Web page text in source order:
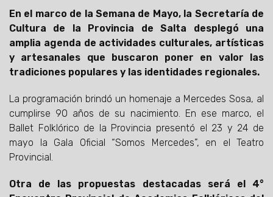
En el marco de la Semana de Mayo, la Secretaría de
Cultura de la Provincia de Salta desplegó una
amplia agenda de actividades culturales, artísticas
y artesanales que buscaron poner en valor las
tradiciones populares y las identidades regionales.
La programación brindó un homenaje a Mercedes Sosa, al
cumplirse 90 años de su nacimiento. En ese marco, el
Ballet Folklórico de la Provincia presentó el 23 y 24 de
mayo la Gala Oficial “Somos Mercedes”, en el Teatro
Provincial.
Otra de las propuestas destacadas será el 4°